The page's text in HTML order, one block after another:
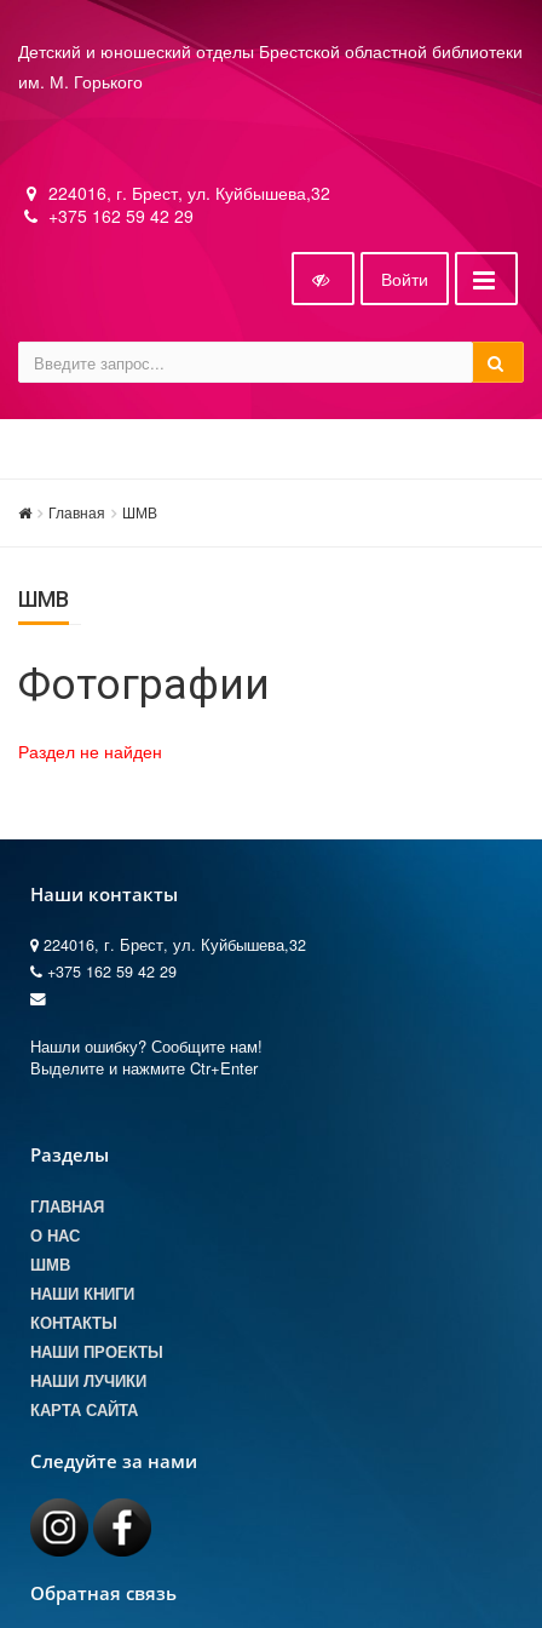
Детский и юношеский отделы Брестской областной библиотеки
им. М. Горького
224016, г. Брест, ул. Куйбышева,32
+375 162 59 42 29
Войти
Главная ШМВ
ШМВ
Фотографии
Раздел не найден
Наши контакты
224016, г. Брест, ул. Куйбышева,32
+375 162 59 42 29
Нашли ошибку? Сообщите нам!
Выделите и нажмите Ctr+Enter
Разделы
ГЛАВНАЯ
О НАС
ШМВ
НАШИ КНИГИ
КОНТАКТЫ
НАШИ ПРОЕКТЫ
НАШИ ЛУЧИКИ
КАРТА САЙТА
Следуйте за нами
Обратная связь